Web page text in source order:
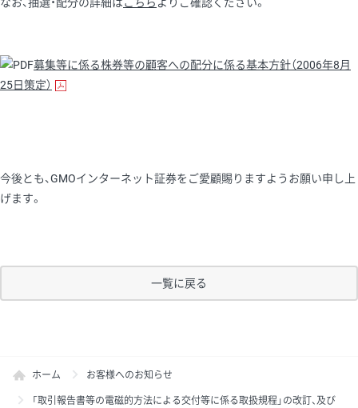
募集等に係る株券等の顧客への配分に係る基本方針（2006年8月
25日策定）
今後とも、GMOインターネット証券をご愛顧賜りますようお願い申し上
げます。
一覧に戻る
ホーム お客様へのお知らせ
「取引報告書等の電磁的方法による交付等に係る取扱規程」の改訂、及び